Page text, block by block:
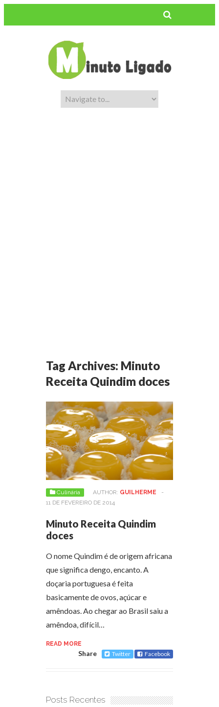
Tag Archives: Minuto
Receita Quindim doces
Culinária AUTHOR: GUILHERME
-
11 DE FEVEREIRO DE 2014
Minuto Receita Quindim
doces
O nome Quindim é de origem africana
que significa dengo, encanto. A
doçaria portuguesa é feita
basicamente de ovos, açúcar e
amêndoas. Ao chegar ao Brasil saiu a
amêndoa, difícil…
READ MORE
Share Twitter Facebook
Posts Recentes